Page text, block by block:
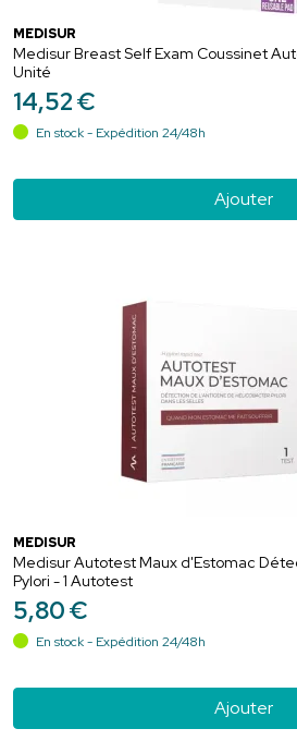
MEDISUR
Medisur Breast Self Exam Coussinet
Unité
14,52€
En stock - Expédition 24/48h
Ajouter
MEDISUR
Medisur Autotest Maux d'Estomac
Pylori - 1 Autotest
5,80€
En stock - Expédition 24/48h
Ajouter